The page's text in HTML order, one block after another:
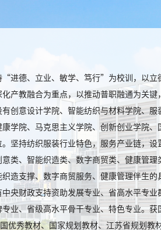
“进德、立业、敏学、笃行”为校训，以立
产教融合为重点，以推动普职融通为关键
创意设计学院、智能纺织与材料学院、服
学院、马克思主义学院、创新创业学院、
坚持纺织服装行业特色，服务产业链，设
类、智能织造类、数字商贸类、健康管
造支撑、数字商贸服务、健康管理伴生
央财政支持资助发展专业、省高水平专业
业、省级高水平骨干专业、特色专业。获
优秀教材、国家规划教材、江苏省规划教